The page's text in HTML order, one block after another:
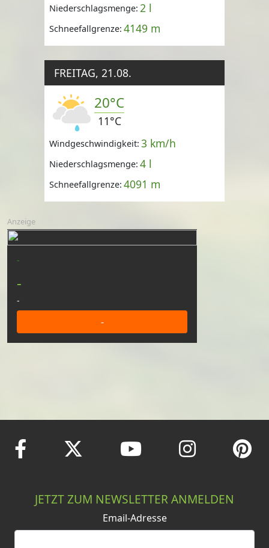
Niederschlagsmenge: 2 l
Schneefallgrenze: 4149 m
FREITAG, 21.08.
20°C
11°C
Windgeschwindigkeit: 3 km/h
Niederschlagsmenge: 4 l
Schneefallgrenze: 4091 m
Anzeige
-
-
-
-
JETZT ZUM NEWSLETTER ANMELDEN
Email-Adresse